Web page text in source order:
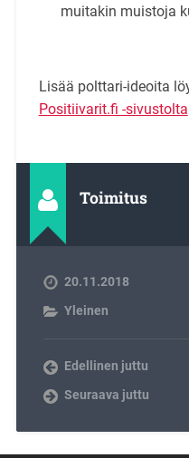
muitakin muistoja
Lisää polttari-ideoita
Positiivarit.fi -sivustolta
Toimitus
20.11.2018
Yleinen
Edellinen juttu
Seuraava juttu